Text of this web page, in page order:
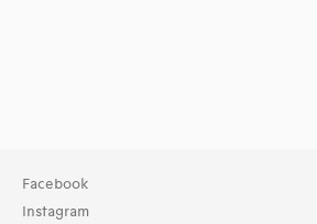
Facebook
Instagram